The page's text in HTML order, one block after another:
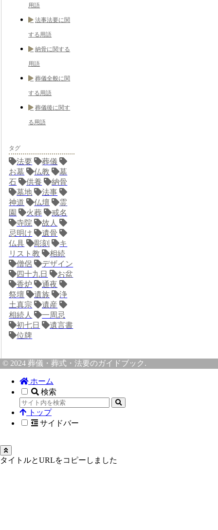
用語
法事法要に関
する用語
納骨に関する
用語
葬儀全般に関
する用語
葬儀後に関す
る用語
タグ
法要
葬儀
お墓
仏教
墓
石
供養
納骨
墓地
法事
神道
仏壇
霊
園
火葬
戒名
寺院
故人
忌明け
遺骨
仏具
彫刻
キ
リスト教
相続
僧侶
デザイン
四十九日
お盆
香炉
通夜
祭壇
遺族
浄
土真宗
遺産
相続人
一周忌
初七日
遺言書
位牌
© 2024 葬儀・葬式・法要のガイドブック.
ホーム
検索
トップ
サイドバー
タイトルとURLをコピーしました